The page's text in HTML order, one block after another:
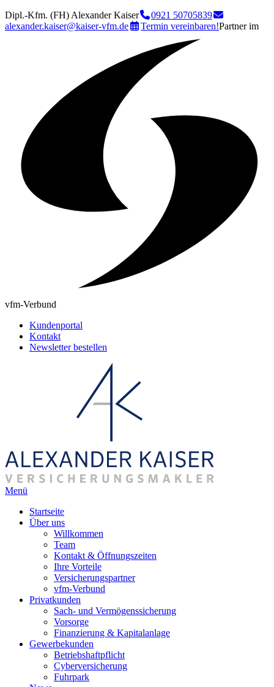
Dipl.-Kfm. (FH) Alexander Kaiser
0921 50705839
alexander.kaiser@kaiser-vfm.de
Termin vereinbaren!Partner im
vfm-Verbund
Kundenportal
Kontakt
Newsletter bestellen
Menü
Startseite
Über uns
Willkommen
Team
Kontakt & Öffnungszeiten
Ihre Vorteile
Versicherungspartner
vfm-Verbund
Privatkunden
Sach- und Vermögenssicherung
Vorsorge
Finanzierung & Kapitalanlage
Gewerbekunden
Betriebshaftpflicht
Cyberversicherung
Fuhrpark